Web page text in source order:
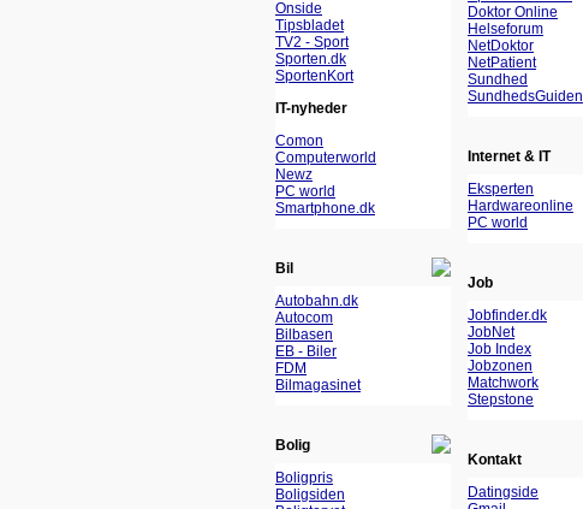
Onside
Tipsbladet
TV2 - Sport
Sporten.dk
SportenKort
IT-nyheder
Comon
Computerworld
Newz
PC world
Smartphone.dk
Bil
Autobahn.dk
Autocom
Bilbasen
EB - Biler
FDM
Bilmagasinet
Bolig
Boligpris
Boligsiden
Doktor Online
Helseforum
NetDoktor
NetPatient
Sundhed
SundhedsGuiden
Internet & IT
Eksperten
Hardwareonline
PC world
Job
Jobfinder.dk
JobNet
Job Index
Jobzonen
Matchwork
Stepstone
Kontakt
Datingside